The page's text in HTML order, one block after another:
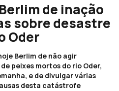
de inação
sobre desastre
Oder
Berlim de não agir
peixes mortos do rio Oder,
e de divulgar várias
desta catástrofe